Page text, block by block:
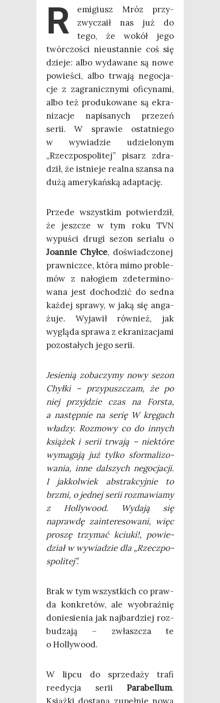
R
emi­giusz Mróz przy­
zwy­cza­ił nas już do
tego, że wokół jego
twór­czo­ści nie­ustan­nie coś się
dzie­je: albo wyda­wa­ne są nowe
powie­ści, albo trwa­ją nego­cja­
cje z zagra­nicz­ny­mi ofi­cy­na­mi,
albo też pro­du­ko­wa­ne są ekra­
ni­za­cje napi­sa­nych prze­zeń
serii. W spra­wie ostat­nie­go
w wywia­dzie udzie­lo­nym
„Rzecz­po­spo­li­tej” pisarz zdra­
dził, że ist­nie­je real­na szan­sa na
dużą ame­ry­kań­ską adaptację.
Przede wszyst­kim potwier­dził,
że jesz­cze w tym roku TVN
wypu­ści dru­gi sezon seria­lu o
Joan­nie Chył­ce, doświad­czo­nej
praw­nicz­ce, któ­ra mimo pro­ble­
mów z nało­giem zde­ter­mi­no­
wa­na jest docho­dzić do sed­na
każ­dej spra­wy, w jaką się anga­
żu­je. Wyja­wił rów­nież, jak
wyglą­da spra­wa z ekra­ni­za­cja­mi
pozo­sta­łych jego serii.
Jesie­nią zoba­czy­my nowy sezon
Chył­ki – przy­pusz­czam, że po
niej przyj­dzie czas na For­sta,
a następ­nie na serię W krę­gach
wła­dzy. Roz­mo­wy co do innych
ksią­żek i serii trwa­ją – nie­któ­re
wyma­ga­ją już tyl­ko sfor­ma­li­zo­
wa­nia, inne dal­szych nego­cja­cji.
I jak­kol­wiek abs­trak­cyj­nie to
brzmi, o jed­nej serii roz­ma­wia­my
z Hol­ly­wo­od. Wyda­ją się
napraw­dę zain­te­re­so­wa­ni, więc
pro­szę trzy­mać kciu­ki!, powie­
dział w wywia­dzie dla „Rzecz­po­
spo­li­tej”.
Brak w tym wszyst­kich co praw­
da kon­kre­tów, ale wyobraź­nię
donie­sie­nia jak naj­bar­dziej roz­
bu­dza­ją – zwłasz­cza te
o Hollywood.
W lip­cu do sprze­da­ży tra­fi
reedy­cja serii Para­bel­lum.